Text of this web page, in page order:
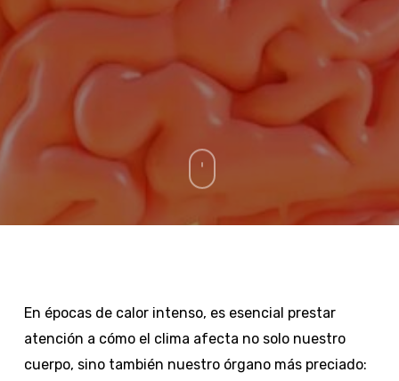
En épocas de calor intenso, es esencial prestar
atención a cómo el clima afecta no solo nuestro
cuerpo, sino también nuestro órgano más preciado: